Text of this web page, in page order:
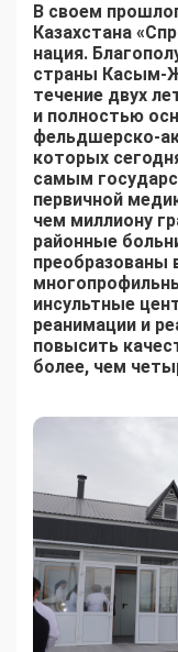
В своем
Казахстана
нация.
страны Касым-
течение двух
и полностью
фельдшерско-
которых
самым
первичной
чем миллиону
районные
инсультные
реанимации и
повысить
более, чем